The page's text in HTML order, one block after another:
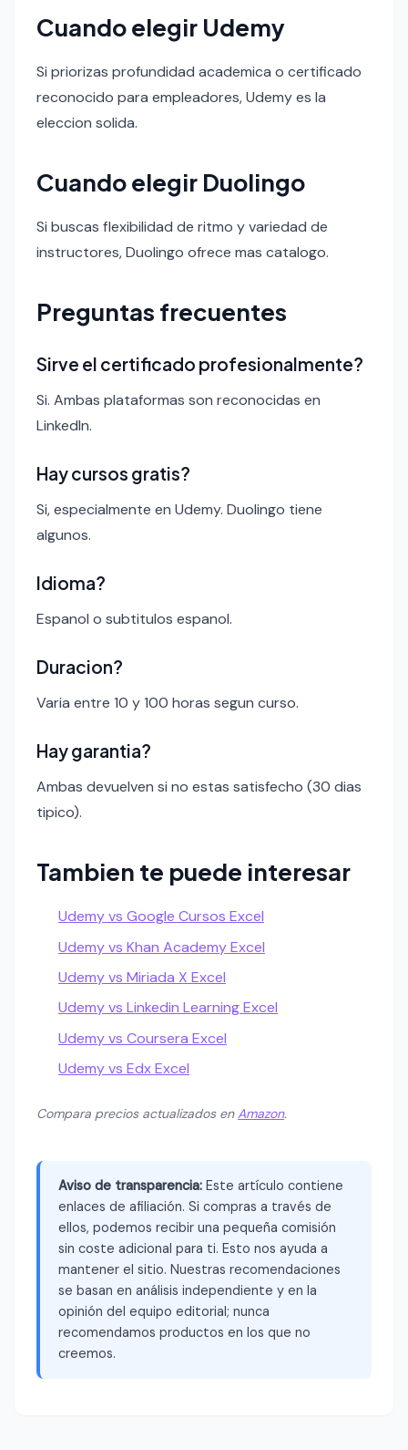
Cuando elegir Udemy
Si priorizas profundidad academica o certificado
reconocido para empleadores, Udemy es la
eleccion solida.
Cuando elegir Duolingo
Si buscas flexibilidad de ritmo y variedad de
instructores, Duolingo ofrece mas catalogo.
Preguntas frecuentes
Sirve el certificado profesionalmente?
Si. Ambas plataformas son reconocidas en
LinkedIn.
Hay cursos gratis?
Si, especialmente en Udemy. Duolingo tiene
algunos.
Idioma?
Espanol o subtitulos espanol.
Duracion?
Varia entre 10 y 100 horas segun curso.
Hay garantia?
Ambas devuelven si no estas satisfecho (30 dias
tipico).
Tambien te puede interesar
Udemy vs Google Cursos Excel
Udemy vs Khan Academy Excel
Udemy vs Miriada X Excel
Udemy vs Linkedin Learning Excel
Udemy vs Coursera Excel
Udemy vs Edx Excel
Compara precios actualizados enAmazon.
Aviso de transparencia: Este artículo contiene
enlaces de afiliación. Si compras a través de
ellos, podemos recibir una pequeña comisión
sin coste adicional para ti. Esto nos ayuda a
mantener el sitio. Nuestras recomendaciones
se basan en análisis independiente y en la
opinión del equipo editorial; nunca
recomendamos productos en los que no
creemos.